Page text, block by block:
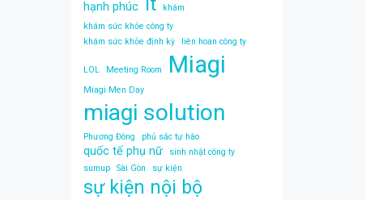
hạnh phúc It
khám
khám sức khỏe công ty
khám sức khỏe định kỳ
liên hoan công ty
LOL Meeting Room Miagi
Miagi Men Day
miagi solution
Phương Đông phủ sắc tự hào
quốc tế phụ nữ
sinh nhật công ty
sumup
Sài Gòn sự kiện
sự kiện nội bộ